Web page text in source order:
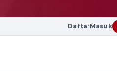
DaftarMasuk